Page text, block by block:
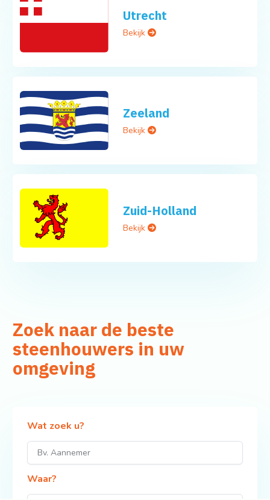
Utrecht
Bekijk
Zeeland
Bekijk
Zuid-Holland
Bekijk
Zoek naar de beste
steenhouwers in uw
omgeving
Wat zoek u?
Waar?